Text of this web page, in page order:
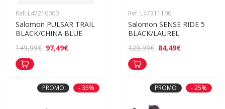
Ref: L47210000
Salomon PULSAR TRAIL
BLACK/CHINA BLUE
149,99€ 97,49€
Ref: L47311100
Salomon SENSE RIDE 5
BLACK/LAUREL
129,99€ 84,49€
PROMO - 35% PROMO - 25%